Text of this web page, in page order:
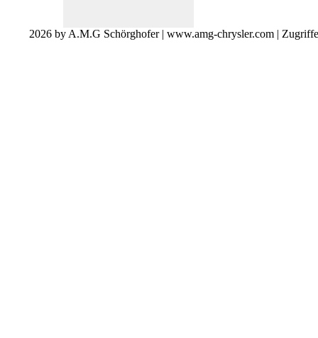
2026 by A.M.G Schörghofer | www.amg-chrysler.com |